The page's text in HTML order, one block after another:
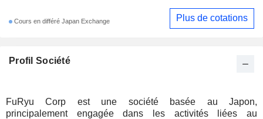
Profil Société
FuRyu Corp est une société basée au Japon,
principalement engagée dans les activités liées au
Cours en différé Japan Exchange Plus de cotations